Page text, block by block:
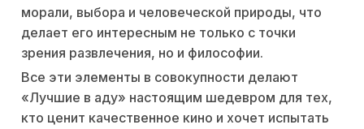
морали, выбора и человеческой природы, что
делает его интересным не только с точки
зрения развлечения, но и философии.
Все эти элементы в совокупности делают
«Лучшие в аду» настоящим шедевром для тех,
кто ценит качественное кино и хочет испытать